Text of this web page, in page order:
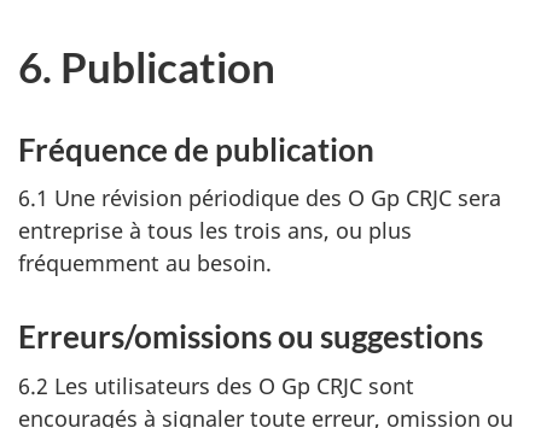
6. Publication
Fréquence de publication
6.1 Une révision périodique des O Gp CRJC sera
entreprise à tous les trois ans, ou plus
fréquemment au besoin.
Erreurs/omissions ou suggestions
6.2 Les utilisateurs des O Gp CRJC sont
encouragés à signaler toute erreur, omission ou